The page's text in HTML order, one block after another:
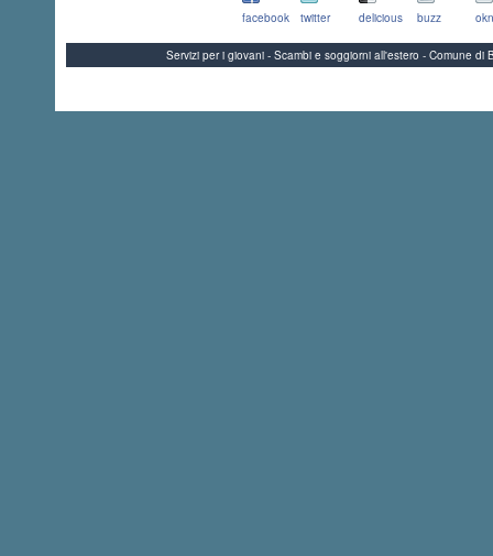
facebook twitter delicious buzz
Servizi per i giovani - Scambi e soggiorni all'estero - Comune